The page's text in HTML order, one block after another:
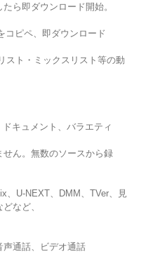
ら即ダウンロード開始。
コピペ、即ダウンロード
スト・ミックスリスト等の動
キュメント、バラエティ
ん。無数のソースから録
、U-NEXT、DMM、TVer、見
など、
声通話、ビデオ通話